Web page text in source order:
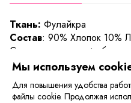
Ткань: Фулайкра
Состав: 90% Хлопок 10%
Стильная мужская
лайкры. Полочка
Горловой вырез круглый,
футболка для дома и
Мы используем
Для повышения удобства
файлы cookie. Продолжая